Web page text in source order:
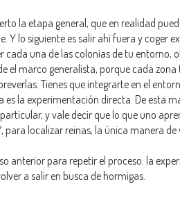
la etapa general, que en realidad
Y lo siguiente es salir ahí fuera y
cada una de las colonias de tu
el marco generalista, porque cada
Tienes que integrarte en el
es la experimentación directa. De esta
y vale decir que lo que uno
para localizar reinas, la única manera de
anterior para repetir el proceso: la
a salir en busca de hormigas.